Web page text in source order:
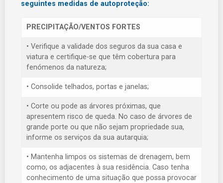
seguintes medidas de autoproteção:
PRECIPITAÇÃO/VENTOS FORTES
• Verifique a validade dos seguros da sua casa e
viatura e certifique-se que têm cobertura para
fenómenos da natureza;
• Consolide telhados, portas e janelas;
• Corte ou pode as árvores próximas, que
apresentem risco de queda. No caso de árvores de
grande porte ou que não sejam propriedade sua,
informe os serviços da sua autarquia;
• Mantenha limpos os sistemas de drenagem, bem
como, os adjacentes à sua residência. Caso tenha
conhecimento de uma situação que possa provocar